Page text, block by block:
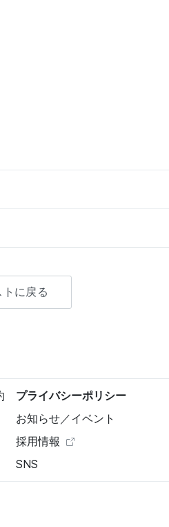
トに戻る
プライバシーポリシー
お知らせ／イベント
採用情報
SNS